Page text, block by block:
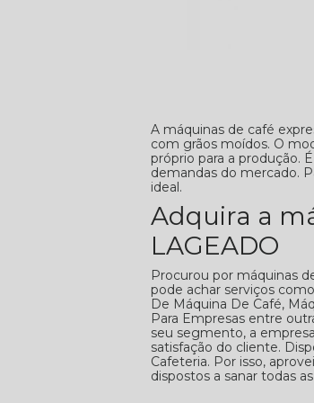
A máquinas de café
com grãos moídos. O
próprio para a produção.
demandas do mercado.
ideal.
Adquira a
LAGEADO
Procurou por máquinas
pode achar serviços
De Máquina De Café,
Para Empresas entre
seu segmento, a
satisfação do cliente.
Cafeteria. Por isso,
dispostos a sanar todas